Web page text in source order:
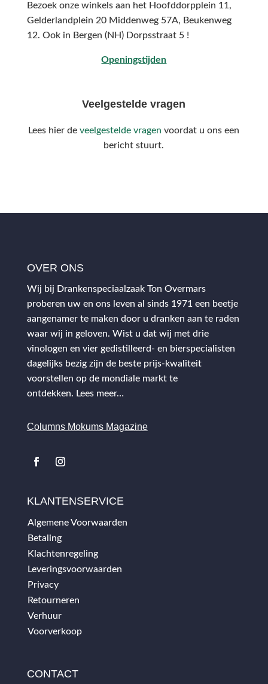
Bezoek onze winkels aan het Hoofddorpplein 11,
Gelderlandplein 20 Middenweg 57A, Beukenweg
12. Ook in Bergen (NH) Dorpsstraat 5 !
Openingstijden
Veelgestelde vragen
Lees hier deveelgestelde vragen voordat u ons een
bericht stuurt.
OVER ONS
Wij bij Drankenspeciaalzaak Ton Overmars
proberen uw en ons leven al sinds 1971 een beetje
aangenamer te maken door u dranken aan te raden
waar wij in geloven. Wist u dat wij met drie
vinologen en vier gedistilleerd- en bierspecialisten
dagelijks bezig zijn de beste prijs-kwaliteit
voorstellen op de mondiale markt te
ontdekken. Lees meer…
Columns Mokums Magazine
KLANTENSERVICE
Algemene Voorwaarden
Betaling
Klachtenregeling
Leveringsvoorwaarden
Privacy
Retourneren
Verhuur
Voorverkoop
CONTACT